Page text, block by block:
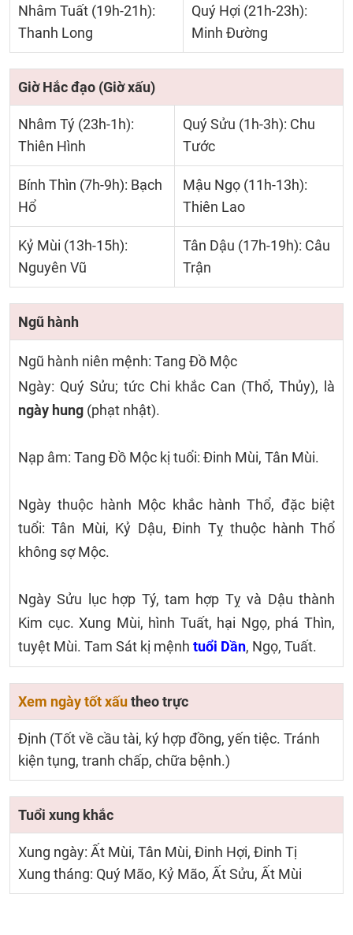
Nhâm Tuất (19h-21h):
Thanh Long
Quý Hợi (21h-23h):
Minh Đường
Giờ Hắc đạo (Giờ xấu)
Nhâm Tý (23h-1h):
Thiên Hình
Quý Sửu (1h-3h): Chu
Tước
Bính Thìn (7h-9h): Bạch
Hổ
Mậu Ngọ (11h-13h):
Thiên Lao
Kỷ Mùi (13h-15h):
Nguyên Vũ
Tân Dậu (17h-19h): Câu
Trận
Ngũ hành
Ngũ hành niên mệnh: Tang Đồ Mộc
Ngày: Quý Sửu; tức Chi khắc Can (Thổ, Thủy), là
ngày hung (phạt nhật).
Nạp âm: Tang Đồ Mộc kị tuổi: Đinh Mùi, Tân Mùi.
Ngày thuộc hành Mộc khắc hành Thổ, đặc biệt
tuổi: Tân Mùi, Kỷ Dậu, Đinh Tỵ thuộc hành Thổ
không sợ Mộc.
Ngày Sửu lục hợp Tý, tam hợp Tỵ và Dậu thành
Kim cục. Xung Mùi, hình Tuất, hại Ngọ, phá Thìn,
tuyệt Mùi. Tam Sát kị mệnh tuổi Dần, Ngọ, Tuất.
Xem ngày tốt xấutheo trực
Định (Tốt về cầu tài, ký hợp đồng, yến tiệc. Tránh
kiện tụng, tranh chấp, chữa bệnh.)
Tuổi xung khắc
Xung ngày: Ất Mùi, Tân Mùi, Đinh Hợi, Đinh Tị
Xung tháng: Quý Mão, Kỷ Mão, Ất Sửu, Ất Mùi